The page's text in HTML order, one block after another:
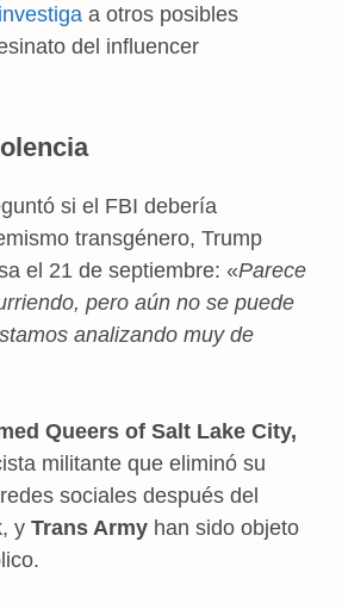
investiga a otros posibles
del influencer
si el FBI debería
transgénero, Trump
el 21 de septiembre: «Parece
pero aún no se puede
analizando muy de
Queers of Salt Lake City,
militante que eliminó su
sociales después del
y Trans Army han sido objeto